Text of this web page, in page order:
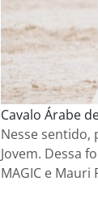
Cavalo Árabe
Nesse sentido,
Jovem. Dessa
MAGIC e Mauri